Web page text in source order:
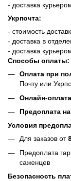
- доставка
Укрпочта:
- стоимость
- доставка в
- доставка
Способы оплаты:
Оплата при
Почту или
Онлайн-
Предоплата
Условия
Для заказов от
Предоплата
саженцев
Безопасность